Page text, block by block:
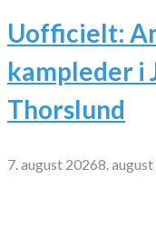
Uofficielt:
kampleder i
Thorslund
7. august 20268.